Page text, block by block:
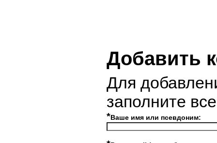
Добавить
Для
заполните
*Ваше имя или псевдоним: